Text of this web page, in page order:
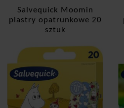
Salvequick Moomin
plastry opatrunkowe 20
sztuk